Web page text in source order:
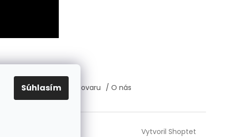
Súhlasím
/ Vrátenie, výmena tovaru / O nás
Vytvoril Shoptet